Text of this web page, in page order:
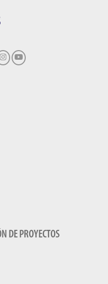
DE PROYECTOS